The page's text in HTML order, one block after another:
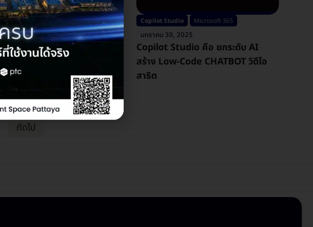
Microsoft 365
25, 2025
in M365(Office)จะช่วยเพิ่ม
ให้คุณและองค์กร
บ้าง
Copilot Studio Microsoft 365
มกราคม 30, 2025
Copilot Studio คือ ยกระดับ AI
สร้าง Low-Code CHATBOT วิดีโอ
สาธิต
ถัดไป